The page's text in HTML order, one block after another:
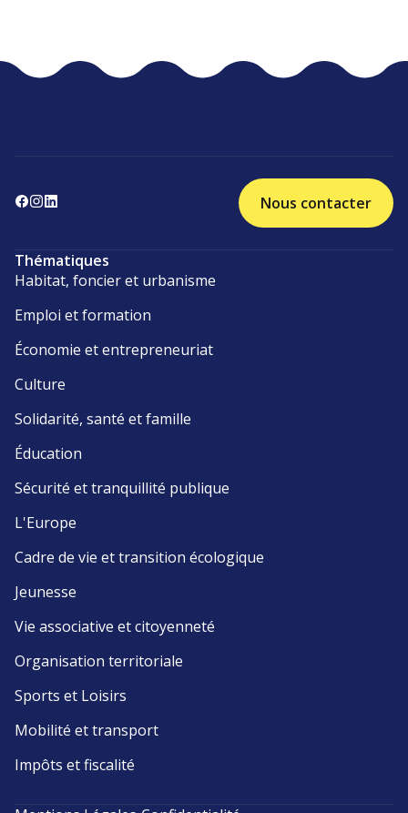
Nous contacter
Thématiques
Habitat, foncier et urbanisme
Emploi et formation
Économie et entrepreneuriat
Culture
Solidarité, santé et famille
Éducation
Sécurité et tranquillité publique
L'Europe
Cadre de vie et transition écologique
Jeunesse
Vie associative et citoyenneté
Organisation territoriale
Sports et Loisirs
Mobilité et transport
Impôts et fiscalité